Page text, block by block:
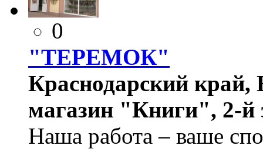
0
"ТЕРЕМОК"
Краснодарский край,
магазин "Книги", 2-й
Наша работа – ваше